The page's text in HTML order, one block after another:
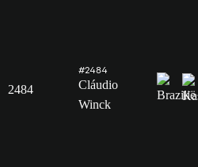
2484
#2484
Cláudio
Winck